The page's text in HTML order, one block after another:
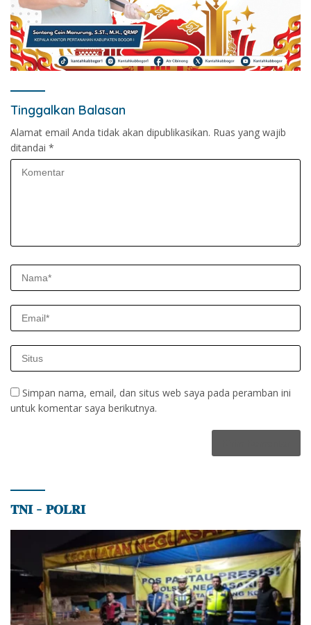
Tinggalkan Balasan
Alamat email Anda tidak akan dipublikasikan. Ruas yang wajib
ditandai *
Simpan nama, email, dan situs web saya pada peramban ini
untuk komentar saya berikutnya.
𝐓𝐍𝐈 – 𝐏𝐎𝐋𝐑𝐈